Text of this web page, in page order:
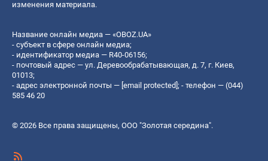
изменения материала.
Название онлайн медиа — «OBOZ.UA»
- субъект в сфере онлайн медиа;
- идентификатор медиа — R40-06156;
- почтовый адрес — ул. Деревообрабатывающая, д. 7, г. Киев,
01013;
- адрес электронной почты — [email protected]; - телефон — (044)
585 46 20
© 2026 Все права защищены, ООО "Золотая середина".